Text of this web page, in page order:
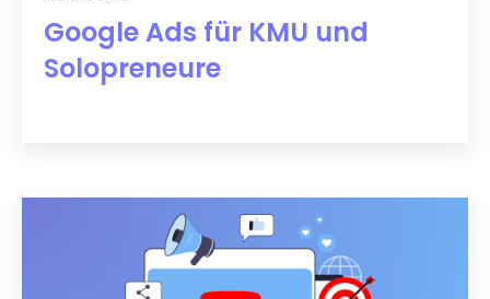
Google Ads für KMU und
Solopreneure